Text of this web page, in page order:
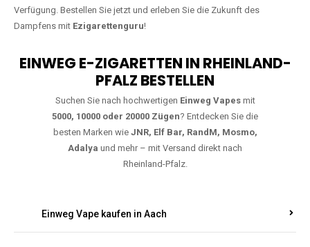
Verfügung. Bestellen Sie jetzt und erleben Sie die Zukunft des
Dampfens mit Ezigarettenguru!
EINWEG E-ZIGARETTEN IN RHEINLAND-
PFALZ BESTELLEN
Suchen Sie nach hochwertigen Einweg Vapesmit
5000, 10000 oder 20000 Zügen? Entdecken Sie die
besten Marken wie JNR, Elf Bar, RandM, Mosmo,
Adalya und mehr – mit Versand direkt nach
Rheinland-Pfalz.
Einweg Vape kaufen in Aach